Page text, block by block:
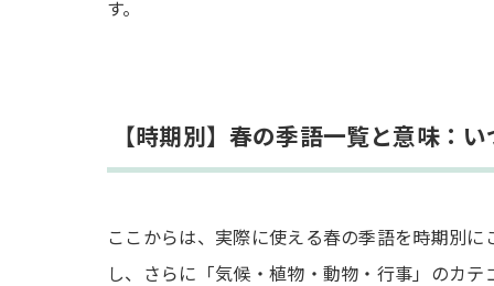
す。
【時期別】春の季語一覧と意味：
ここからは、実際に使える春の季語を時期別
し、さらに「気候・植物・動物・行事」のカ